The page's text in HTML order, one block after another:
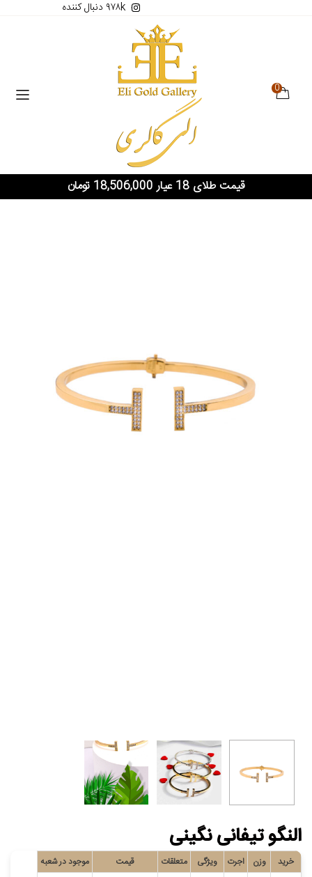
۹۷۸k دنبال کننده
0
قیمت طلای 18 عیار 18,506,000 تومان
النگو تیفانی نگینی
خرید وزن اجرت ویژگی متعلقات قیمت موجود در شعبه